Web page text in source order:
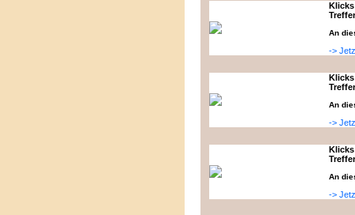
An
->
An
->
An
->